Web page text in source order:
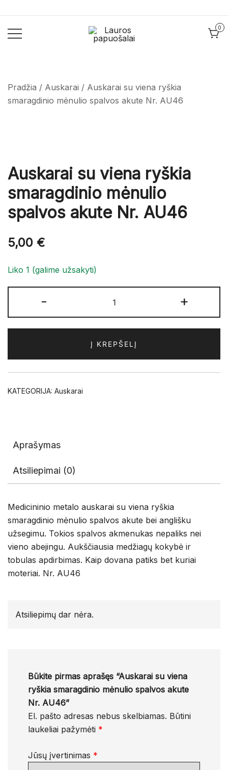
content
0
Pradžia / Auskarai / Auskarai su viena ryškia
smaragdinio mėnulio spalvos akute Nr. AU46
Auskarai su viena ryškia
smaragdinio mėnulio
spalvos akute Nr. AU46
5,00 €
Liko 1 (galime užsakyti)
-
kiekis:
Auskarai
viena
ryškia
smaragdinio
+
Į KREPŠELĮ
KATEGORIJA: Auskarai
Aprašymas
Atsiliepimai (0)
Medicininio metalo auskarai su viena ryškia
smaragdinio mėnulio spalvos akute bei anglišku
užsegimu. Tokios spalvos akmenukas nepaliks nei
vieno abejingu. Aukščiausia medžiagų kokybė ir
tobulas apdirbimas. Kaip dovana patiks bet kuriai
moteriai. Nr. AU46
Atsiliepimų dar nėra.
Būkite pirmas aprašęs “Auskarai su viena
ryškia smaragdinio mėnulio spalvos akute
Nr. AU46”
El. pašto adresas nebus skelbiamas. Būtini
laukeliai pažymėti *
Jūsų įvertinimas *